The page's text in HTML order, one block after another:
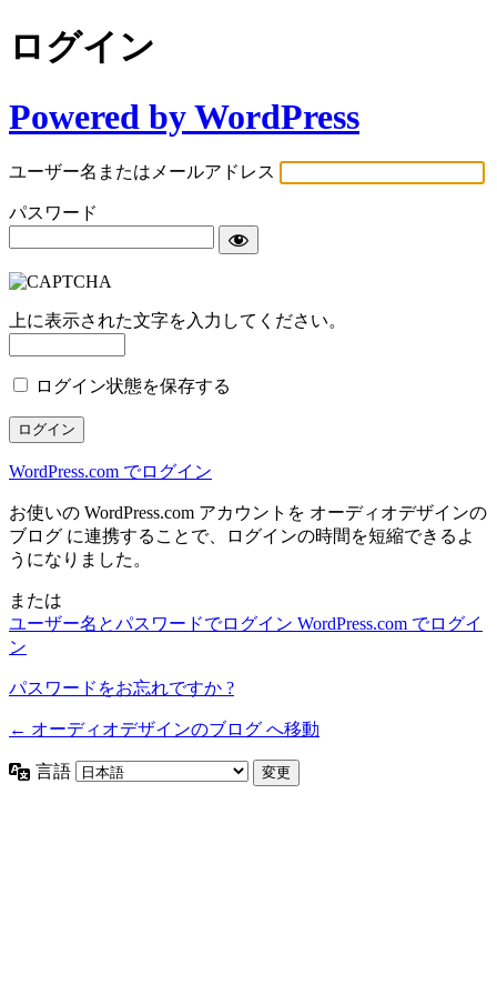
ログイン
Powered by WordPress
ユーザー名またはメールアドレス
パスワード
上に表示された文字を入力してください。
ログイン状態を保存する
WordPress.com でログイン
お使いの WordPress.com アカウントを オーディオデザインの
ブログ に連携することで、ログインの時間を短縮できるよ
うになりました。
または
ユーザー名とパスワードでログイン WordPress.com でログイ
ン
パスワードをお忘れですか ?
← オーディオデザインのブログ へ移動
言語